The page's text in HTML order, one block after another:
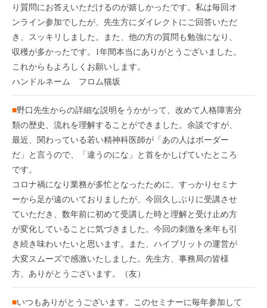
り質問にお答えいただけるのが嬉しかったです。私は毎回オ
ンライン参加でしたが、先生方にダイレクトにご回答いただ
き、スッキリしました。また、他の方の質問も勉強になり、
収穫が多かったです。1年間本当にありがとうございました。
これからもよろしくお願いします。
ハンドルネーム フロム猫坂
■野口先生からの詳細な説明をうかがって、改めて人格障害分
類の歴史、流れを理解することができました。余談ですが、
最近、関わっている若い精神科医師が「あの人はボーダー
だ」と言うので、「違うのにな」と首をかしげていたところ
です。
コロナ禍になり業務が多忙となったために、すっかりセミナ
ーから足が遠のいておりましたが、今回久しぶりに受講させ
ていただき、数年前に初めて受講した時と理解と受け止め方
が変化していることに気づきました。今回の刺激を来年も引
き続き味わいたいと思います。また、ハイブリットの運営が
大変スムーズで感激いたしました。先生方、事務局の皆様
方、ありがとうございます。（友）
■いつもありがとうございます。このセミナーに毎年参加して